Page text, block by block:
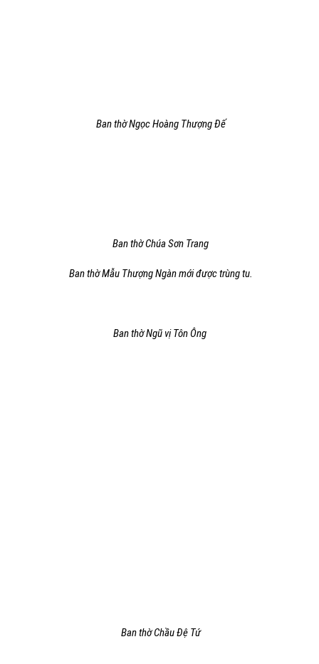
Ban thờ Ngọc Hoàng Thượng Đế
Ban thờ Chúa Sơn Trang
Ban thờ Mẫu Thượng Ngàn mới được trùng tu.
Ban thờ Ngũ vị Tôn Ông
Ban thờ Chầu Đệ Tứ